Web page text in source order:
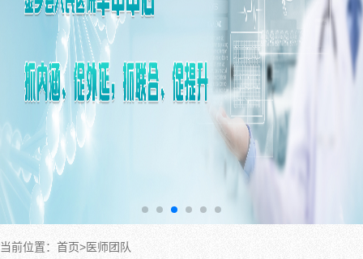
当前位置：首页>医师团队